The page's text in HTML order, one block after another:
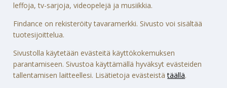
leffoja, tv-sarjoja, videopelejä ja musiikkia.
Findance on rekisteröity tavaramerkki. Sivusto voi sisältää
tuotesijoittelua.
Sivustolla käytetään evästeitä käyttökokemuksen
parantamiseen. Sivustoa käyttämällä hyväksyt evästeiden
tallentamisen laitteellesi. Lisätietoja evästeistätäällä.